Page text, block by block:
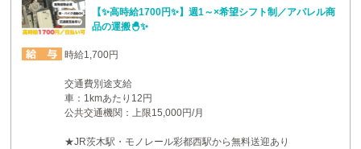
【✨高時給1700円✨】週1～×希望シフト制／アパレル商
品の運搬🐣✨
時給1,700円
交通費別途支給
車：1kmあたり12円
公共交通機関：上限15,000円/月
★JR茨木駅・モノレール彩都西駅から無料送迎あり